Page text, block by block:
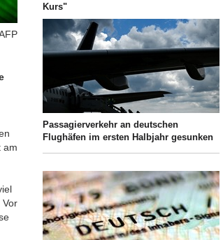
am
Kurs"
Passagierverkehr an deutschen
Flughäfen im ersten Halbjahr gesunken